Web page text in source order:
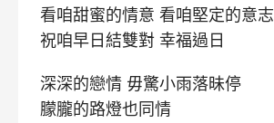
看咱甜蜜的情意 看咱堅定的意志
祝咱早日結雙對 幸福過日
深深的戀情 毋驚小雨落昧停
朦朧的路燈也同情